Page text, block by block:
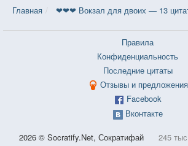
Главная ❤❤❤ Вокзал для двоих — 13
Правила
Конфиденциальность
Последние цитаты
Отзывы и предложения
Facebook
Вконтакте
2026 © Socratify.Net, Сократифай 245